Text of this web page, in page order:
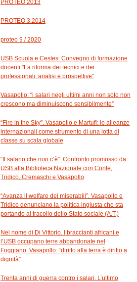
PROTEO 2013
PROTEO 3.2014
proteo 9 / 2020
USB Scuola e Cestes: Convegno di formazione
docenti "La riforma dei tecnici e dei
professionali: analisi e prospettive"
Vasapollo: “i salari negli ultimi anni non solo non
crescono ma diminuiscono sensibilmente”
“Fire in the Sky”. Vasapollo e Martufi: le alleanze
internazionali come strumento di una lotta di
classe su scala globale
“Il salario che non c’è”. Confronto promosso da
USB alla Biblioteca Nazionale con Conte,
Tridico, Cremaschi e Vasapollo
“Avanza il welfare dei miserabili”. Vasapollo e
Tridico denunciano la politica ingiusta che sta
portando al tracollo dello Stato sociale (A.T.)
Nel nome di Di Vittorio. I braccianti africani e
l’USB occupano terre abbandonate nel
Foggiano. Vasapollo: “diritto alla terra è diritto a
dignità”
Trenta anni di guerra contro i salari. L’ultimo